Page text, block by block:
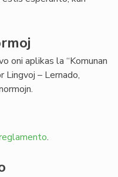
oni aplikas la “Komunan
Lingvoj – Lernado,
.